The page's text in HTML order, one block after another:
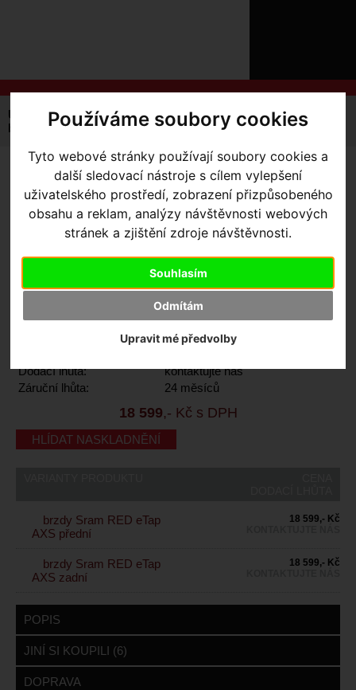
Používáme soubory cookies
Tyto webové stránky používají soubory cookies a
další sledovací nástroje s cílem vylepšení
uživatelského prostředí, zobrazení přizpůsobeného
obsahu a reklam, analýzy návštěvnosti webových
stránek a zjištění zdroje návštěvnosti.
Souhlasím
Odmítám
Upravit mé předvolby
O
NÁKUPU
SLUŽBY
REGISTRACE
ZTRATILI
Úvodní strana Komponenty Brzdy
Kotoučové
brzdy Sram RED eTap AXS
BRZDY SRAM RED ETAP
AXS- brzdy Sram RED eTap
AXS přední
Výrobce:
Sram
00.7018.551.000
Dodací lhůta:
kontaktujte nás
Záruční lhůta:
24 měsíců
18 599,- Kč s DPH
HLÍDAT NASKLADNĚNÍ
brzdy Sram RED eTap
AXS přední
18 599,- Kč
brzdy Sram RED eTap
AXS zadní
18 599,- Kč
POPIS
JINÍ SI KOUPILI (6)
DOPRAVA